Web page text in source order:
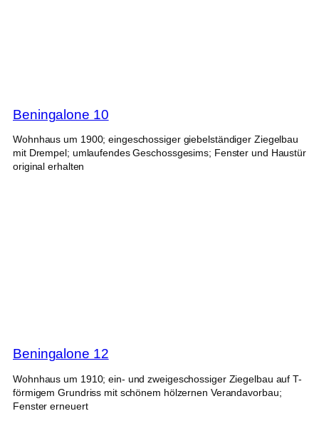
Beningalone 10
Wohnhaus um 1900; eingeschossiger giebelständiger Ziegelbau
mit Drempel; umlaufendes Geschossgesims; Fenster und Haustür
original erhalten
Beningalone 12
Wohnhaus um 1910; ein- und zweigeschossiger Ziegelbau auf T-
förmigem Grundriss mit schönem hölzernen Verandavorbau;
Fenster erneuert